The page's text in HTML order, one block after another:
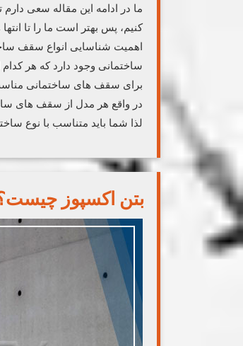
ما در ادامه این مقاله سعی
کنیم، پس بهتر است ما را تا
اهمیت شناسایی انواع سقف
ساختمانی وجود دارد که هر کدام
برای سقف های ساختمانی
در واقع هر مدل از سقف های
لذا شما باید متناسب با نوع
بتن اکسپوز